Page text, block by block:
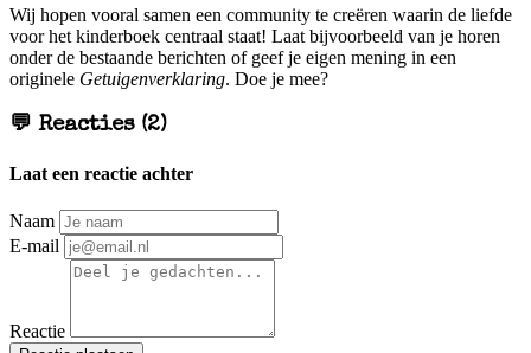
Wij hopen vooral samen een community te creëren waarin de liefde
voor het kinderboek centraal staat! Laat bijvoorbeeld van je horen
onder de bestaande berichten of geef je eigen mening in een
originele Getuigenverklaring. Doe je mee?
💬 Reacties (2)
Laat een reactie achter
Naam
E-mail
Reactie